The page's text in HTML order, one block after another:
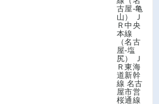
古屋-亀
山） Ｊ
Ｒ中央
本線
（名古
屋-塩
尻） Ｊ
Ｒ東海
道新幹
線 名古
屋市営
桜通線